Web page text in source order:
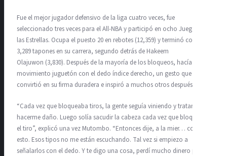
Fue el mejor jugador defensivo de la liga cuatro veces, fue
seleccionado tres veces para el All-NBA y participó en ocho Juegos de
las Estrellas. Ocupa el puesto 20 en rebotes (12,359) y terminó con
3,289 tapones en su carrera, segundo detrás de Hakeem
Olajuwon (3,830). Después de la mayoría de los bloqueos, hacía un
movimiento juguetón con el dedo índice derecho, un gesto que se
convirtió en su firma duradera e inspiró a muchos otros después de él.
“Cada vez que bloqueaba tiros, la gente seguía viniendo y tratando de
hacerme daño. Luego solía sacudir la cabeza cada vez que bloqueaba
el tiro”, explicó una vez Mutombo. “Entonces dije, a la mier… con
esto. Esos tipos no me están escuchando. Tal vez si empiezo a
señalarlos con el dedo. Y te digo una cosa, perdí mucho dinero por